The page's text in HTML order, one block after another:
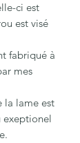
ci est
est visé
fabriqué à
mes
la lame est
exeptionel